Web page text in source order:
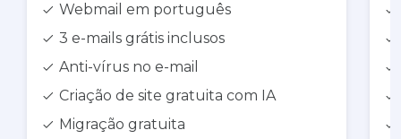
Webmail em português
3 e-mails grátis inclusos
Anti-vírus no e-mail
Criação de site gratuita com IA
Migração gratuita